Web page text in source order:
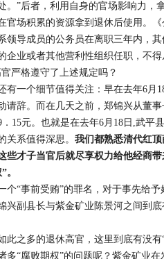
。”后者，利用自身的官场影响力，
官场积累的资源拿到退休后使用。
领导成员的公务员在离职三年内，
企业或者其他营利性组织任职，不
严格遵守了上述规定吗？
一个细节值得关注：早在去年6月
请辞。而在几天之前，郑锦兴从董
15元。也就是在去年6月18日,武平
关系值得深思。 我们都熟悉清代红
些才子当官后就尽享权力给他经商
。
“事前受贿”的罪名，对于事先给予
兴副县长与紫金矿业陈景河之间到
之多的退休高官，这里到底有没有“
多“腐败期权”的问题呢？紫金矿业